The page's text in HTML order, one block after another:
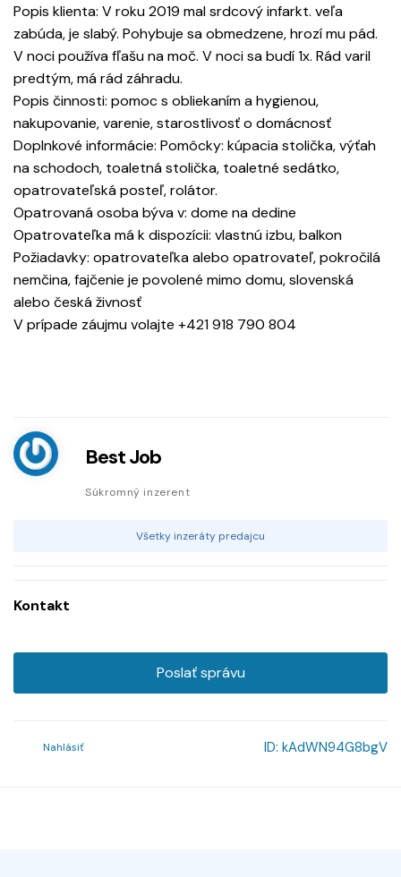
Popis klienta: V roku 2019 mal srdcový infarkt. veľa
zabúda, je slabý. Pohybuje sa obmedzene, hrozí mu pád.
V noci používa fľašu na moč. V noci sa budí 1x. Rád varil
predtým, má rád záhradu.
Popis činnosti: pomoc s obliekaním a hygienou,
nakupovanie, varenie, starostlivosť o domácnosť
Doplnkové informácie: Pomôcky: kúpacia stolička, výťah
na schodoch, toaletná stolička, toaletné sedátko,
opatrovateľská posteľ, rolátor.
Opatrovaná osoba býva v: dome na dedine
Opatrovateľka má k dispozícii: vlastnú izbu, balkon
Požiadavky: opatrovateľka alebo opatrovateľ, pokročilá
nemčina, fajčenie je povolené mimo domu, slovenská
alebo česká živnosť
V prípade záujmu volajte +421 918 790 804
Best Job
Súkromný inzerent
Všetky inzeráty predajcu
Kontakt
Poslať správu
Nahlásiť ID: kAdWN94G8bgV